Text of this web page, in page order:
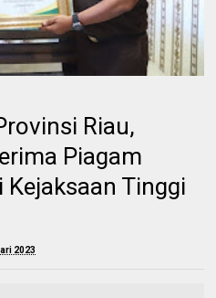
Riau,
Piagam
Kejaksaan Tinggi
2023